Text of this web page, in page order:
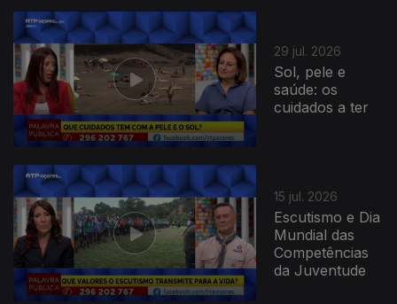
29 jul. 2026
Sol, pele e
saúde: os
cuidados a ter
15 jul. 2026
Escutismo e Dia
Mundial das
Competências
da Juventude